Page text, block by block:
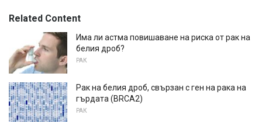
Related Content
Има ли астма повишаване на риска от рак на
белия дроб?
РАК
Рак на белия дроб, свързан с ген на рака на
гърдата (BRCA2)
РАК